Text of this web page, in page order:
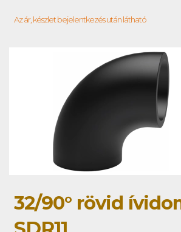
Az ár, készlet bejelentkezés után látható
32/90° rövid